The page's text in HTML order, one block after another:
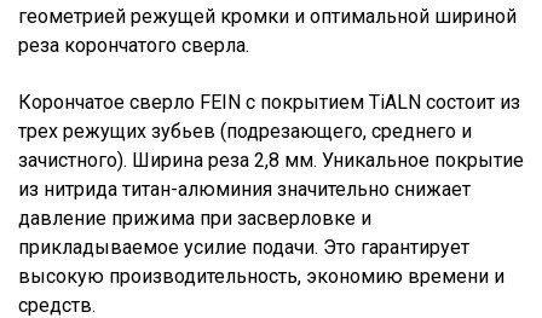
геометрией режущей кромки и оптимальной шириной
реза корончатого сверла.
Корончатое сверло FEIN с покрытием TiALN состоит из
трех режущих зубьев (подрезающего, среднего и
зачистного). Ширина реза 2,8 мм. Уникальное покрытие
из нитрида титан-алюминия значительно снижает
давление прижима при засверловке и
прикладываемое усилие подачи. Это гарантирует
высокую производительность, экономию времени и
средств.